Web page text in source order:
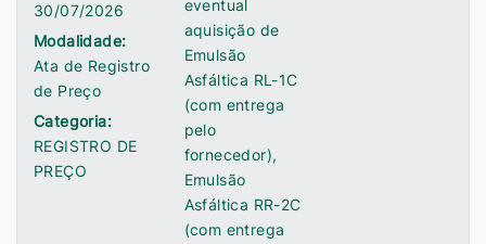
30/07/2026
Modalidade:
Ata de Registro
de Preço
Categoria:
REGISTRO DE
PREÇO
eventual
aquisição de
Emulsão
Asfáltica RL-1C
(com entrega
pelo
fornecedor),
Emulsão
Asfáltica RR-2C
(com entrega